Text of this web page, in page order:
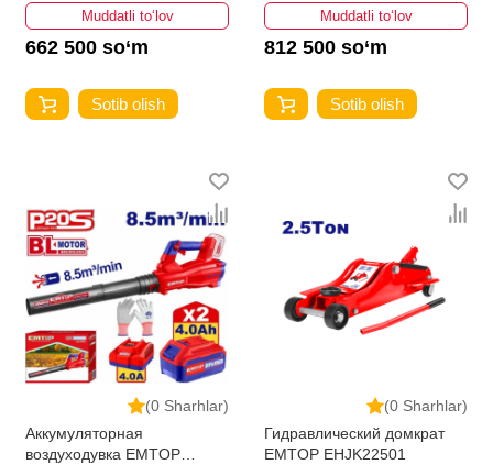
Muddatli to‘lov
662 500 so‘m
Sotib olish
Muddatli to‘lov
812 500 so‘m
Sotib olish
(0 Sharhlar)
Аккумуляторная
воздуходувка EMTOP
(0 Sharhlar)
Гидравлический домкрат
EMTOP EHJK22501